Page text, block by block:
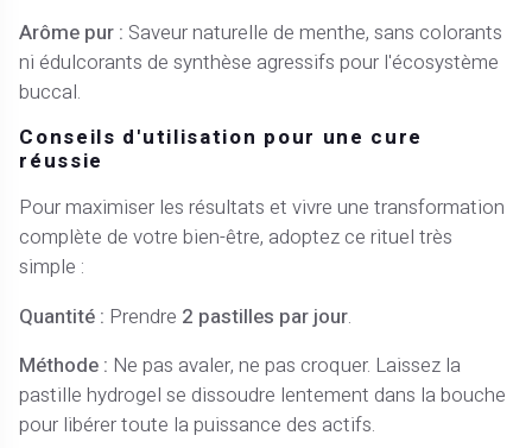
Arôme pur : Saveur naturelle de menthe, sans colorants
ni édulcorants de synthèse agressifs pour l'écosystème
buccal.
Conseils d'utilisation pour une cure
réussie
Pour maximiser les résultats et vivre une transformation
complète de votre bien-être, adoptez ce rituel très
simple :
Quantité : Prendre 2 pastilles par jour.
Méthode : Ne pas avaler, ne pas croquer. Laissez la
pastille hydrogel se dissoudre lentement dans la bouche
pour libérer toute la puissance des actifs.